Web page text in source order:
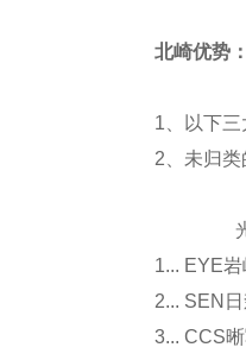
北崎优势
1、以下
2、未归
光源
1... EYE
2... SEN
3... CCS